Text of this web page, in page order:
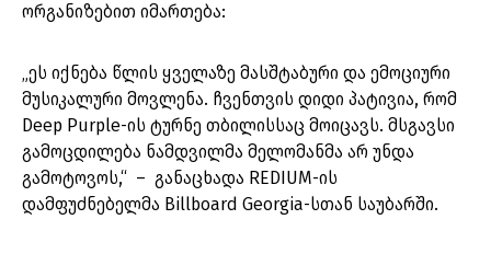
ორგანიზებით იმართება:
„ეს იქნება წლის ყველაზე მასშტაბური და ემოციური
მუსიკალური მოვლენა. ჩვენთვის დიდი პატივია, რომ
Deep Purple-ის ტურნე თბილისსაც მოიცავს. მსგავსი
გამოცდილება ნამდვილმა მელომანმა არ უნდა
გამოტოვოს,“ – განაცხადა REDIUM-ის
დამფუძნებელმა Billboard Georgia-სთან საუბარში.